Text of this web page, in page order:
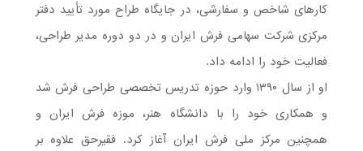
کارهای شاخص و سفارشی، در جایگاه طراح مورد تأیید دفتر
مرکزی شرکت سهامی فرش ایران و در دو دوره مدیر طراحی،
فعالیت خود را ادامه داد.
او از سال ۱۳۹۰ وارد حوزه تدریس تخصصی طراحی فرش شد
و همکاری خود را با دانشگاه هنر، موزه فرش ایران و
همچنین مرکز ملی فرش ایران آغاز کرد. فقیرحق علاوه بر